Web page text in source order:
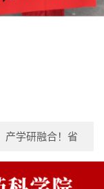
产学研融合！省